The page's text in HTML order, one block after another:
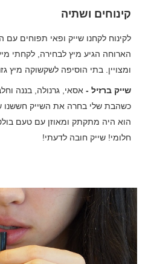
קינוחים ושתיה
לקינוח לקחנו שייק ופאי תפוחים
הארוחה הגיע מיץ לבחירה, לקחתי
ומצויין. בתי הוסיפה לשקשוקה מיץ
שייק ברזיל -
כשהבת שלי בחרה את השייק חששנו
הוא היה מתקתק ומאוזן עם טעם
חלומי! שייק חובה לדעתי!